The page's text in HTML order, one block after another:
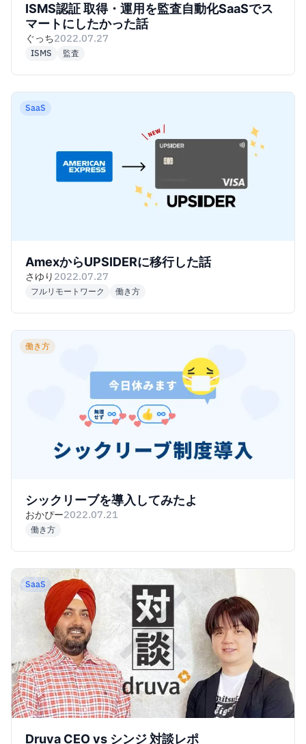
ISMS認証 取得・運用を監査自動化SaaSでス
マートにしたかった話
ぐっち2022.07.27
ISMS 監査
SaaS
AmexからUPSIDERに移行した話
さゆり2022.07.27
フルリモートワーク 働き方
働き方
シックリーブを導入してみたよ
おかぴー2022.07.21
働き方
SaaS
Druva CEO vs シンジ 対談レポ